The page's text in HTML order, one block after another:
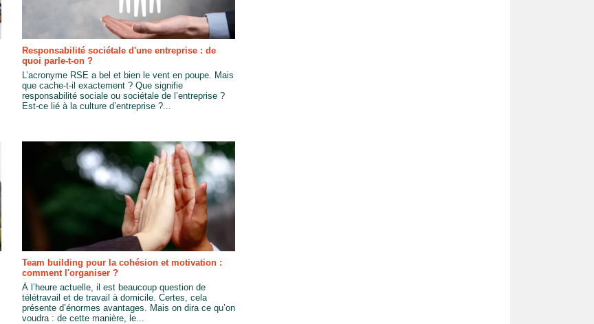
Responsabilité sociétale d'une entreprise : de
quoi parle-t-on ?
L’acronyme RSE a bel et bien le vent en poupe. Mais
que cache-t-il exactement ? Que signifie
responsabilité sociale ou sociétale de l’entreprise ?
Est-ce lié à la culture d’entreprise ?...
Team building pour la cohésion et motivation :
comment l'organiser ?
À l’heure actuelle, il est beaucoup question de
télétravail et de travail à domicile. Certes, cela
présente d’énormes avantages. Mais on dira ce qu’on
voudra : de cette manière, le...